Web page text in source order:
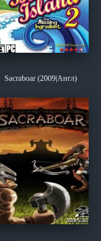
Sacraboar (2009|Англ)